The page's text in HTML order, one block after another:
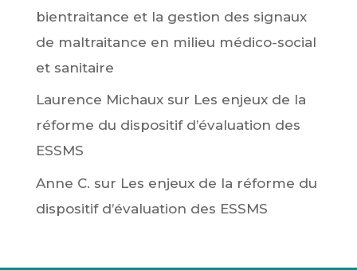
bientraitance et la gestion des signaux
de maltraitance en milieu médico-social
et sanitaire
Laurence Michauxsur Les enjeux de la
réforme du dispositif d’évaluation des
ESSMS
Anne C. sur Les enjeux de la réforme du
dispositif d’évaluation des ESSMS